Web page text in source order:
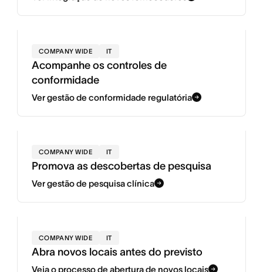
COMPANY WIDE IT
Acompanhe os controles de
conformidade
Ver gestão de conformidade regulatória
COMPANY WIDE IT
Promova as descobertas de pesquisa
Ver gestão de pesquisa clínica
COMPANY WIDE IT
Abra novos locais antes do previsto
Veja o processo de abertura de novos locais